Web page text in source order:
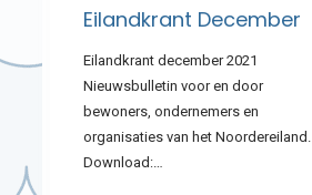
Eilandkrant December
Eilandkrant december 2021
Nieuwsbulletin voor en door
bewoners, ondernemers en
organisaties van het Noordereiland.
Download:…